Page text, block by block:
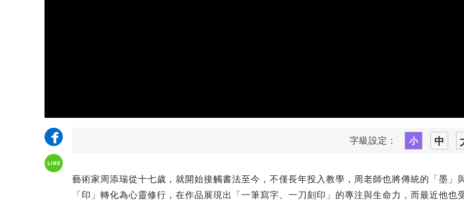
字級設定：
藝術家周添瑞從十七歲，就開始接觸書法至今，不僅長年投入教學，周老師也將傳統的「墨」
「印」轉化為心靈修行，在作品展現出「一筆寫字、一刀刻印」的專注與生命力，而最近他也